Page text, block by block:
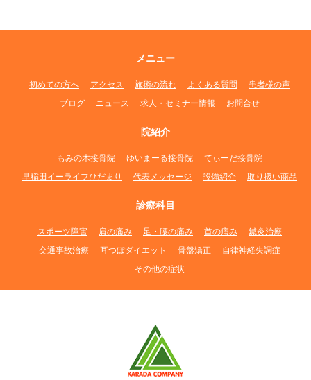
メニュー
初めての方へ アクセス 施術の流れ よくある質問
患者様の声
ブログ
ニュース 求人・セミナー情報 お問合せ
院紹介
もみの木接骨院 ゆいまーる接骨院
てぃーだ接骨院
早稲田イーライフひだまり
代表メッセージ 設備紹介 取り扱い商品
診療科目
スポーツ障害 肩の痛み 足・腰の痛み 首の痛み
鍼灸治療
交通事故治療
耳つぼダイエット 骨盤矯正
自律神経失調症
その他の症状